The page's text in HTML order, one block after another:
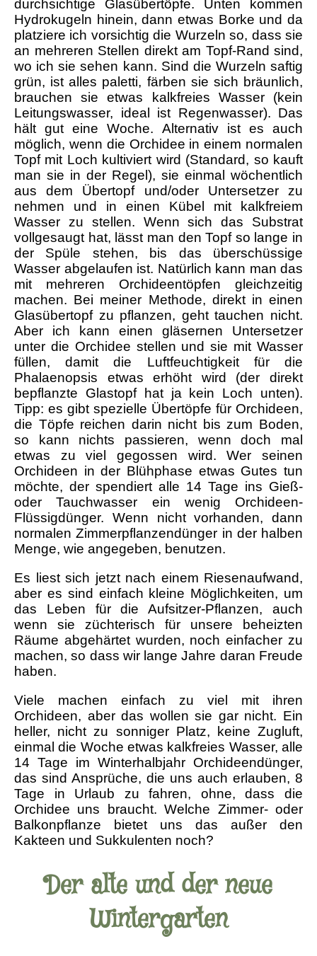
durchsichtige Glasübertöpfe. Unten kommen
Hydrokugeln hinein, dann etwas Borke und da
platziere ich vorsichtig die Wurzeln so, dass sie
an mehreren Stellen direkt am Topf-Rand sind,
wo ich sie sehen kann. Sind die Wurzeln saftig
grün, ist alles paletti, färben sie sich bräunlich,
brauchen sie etwas kalkfreies Wasser (kein
Leitungswasser, ideal ist Regenwasser). Das
hält gut eine Woche. Alternativ ist es auch
möglich, wenn die Orchidee in einem normalen
Topf mit Loch kultiviert wird (Standard, so kauft
man sie in der Regel), sie einmal wöchentlich
aus dem Übertopf und/oder Untersetzer zu
nehmen und in einen Kübel mit kalkfreiem
Wasser zu stellen. Wenn sich das Substrat
vollgesaugt hat, lässt man den Topf so lange in
der Spüle stehen, bis das überschüssige
Wasser abgelaufen ist. Natürlich kann man das
mit mehreren Orchideentöpfen gleichzeitig
machen. Bei meiner Methode, direkt in einen
Glasübertopf zu pflanzen, geht tauchen nicht.
Aber ich kann einen gläsernen Untersetzer
unter die Orchidee stellen und sie mit Wasser
füllen, damit die Luftfeuchtigkeit für die
Phalaenopsis etwas erhöht wird (der direkt
bepflanzte Glastopf hat ja kein Loch unten).
Tipp: es gibt spezielle Übertöpfe für Orchideen,
die Töpfe reichen darin nicht bis zum Boden,
so kann nichts passieren, wenn doch mal
etwas zu viel gegossen wird. Wer seinen
Orchideen in der Blühphase etwas Gutes tun
möchte, der spendiert alle 14 Tage ins Gieß-
oder Tauchwasser ein wenig Orchideen-
Flüssigdünger. Wenn nicht vorhanden, dann
normalen Zimmerpflanzendünger in der halben
Menge, wie angegeben, benutzen.
Es liest sich jetzt nach einem Riesenaufwand,
aber es sind einfach kleine Möglichkeiten, um
das Leben für die Aufsitzer-Pflanzen, auch
wenn sie züchterisch für unsere beheizten
Räume abgehärtet wurden, noch einfacher zu
machen, so dass wir lange Jahre daran Freude
haben.
Viele machen einfach zu viel mit ihren
Orchideen, aber das wollen sie gar nicht. Ein
heller, nicht zu sonniger Platz, keine Zugluft,
einmal die Woche etwas kalkfreies Wasser, alle
14 Tage im Winterhalbjahr Orchideendünger,
das sind Ansprüche, die uns auch erlauben, 8
Tage in Urlaub zu fahren, ohne, dass die
Orchidee uns braucht. Welche Zimmer- oder
Balkonpflanze bietet uns das außer den
Kakteen und Sukkulenten noch?
Der alte und der neue
Wintergarten